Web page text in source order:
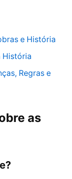
e História
História
Regras e
as